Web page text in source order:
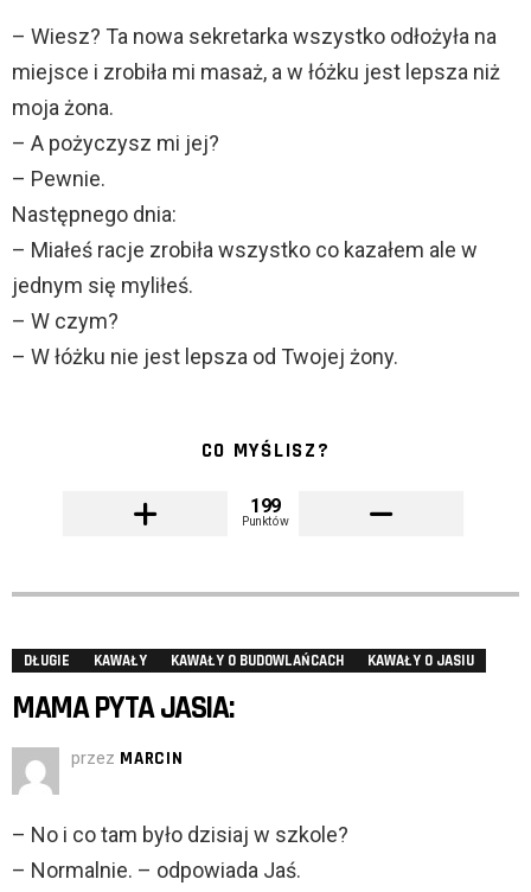
– Wiesz? Ta nowa sekretarka wszystko odłożyła na
miejsce i zrobiła mi masaż, a w łóżku jest lepsza niż
moja żona.
– A pożyczysz mi jej?
– Pewnie.
Następnego dnia:
– Miałeś racje zrobiła wszystko co kazałem ale w
jednym się myliłeś.
– W czym?
– W łóżku nie jest lepsza od Twojej żony.
CO MYŚLISZ?
199
Punktów
DŁUGIE KAWAŁY KAWAŁY O BUDOWLAŃCACH KAWAŁY O JASIU
MAMA PYTA JASIA:
przez MARCIN
– No i co tam było dzisiaj w szkole?
– Normalnie. – odpowiada Jaś.